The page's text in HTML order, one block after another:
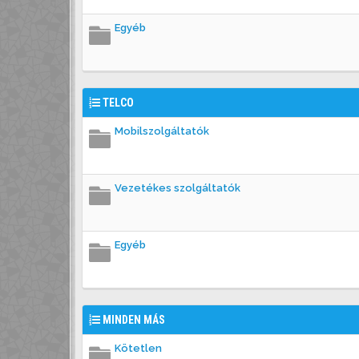
Egyéb
TELCO
Mobilszolgáltatók
Vezetékes szolgáltatók
Egyéb
MINDEN MÁS
Kötetlen